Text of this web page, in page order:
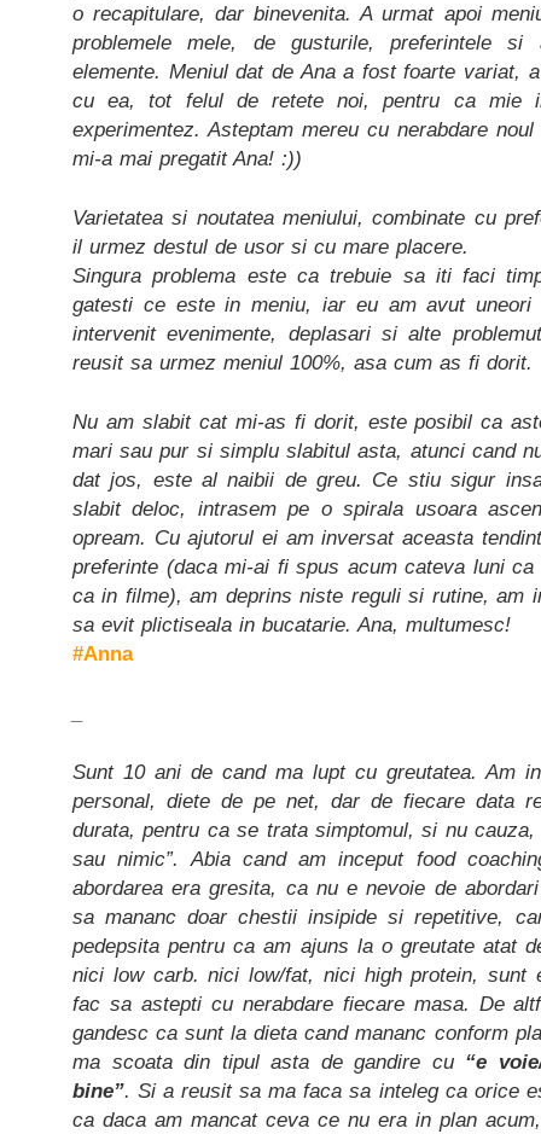
o recapitulare, dar binevenita. A urmat apoi
problemele mele, de gusturile, preferintele si
elemente. Meniul dat de Ana a fost foarte variat,
cu ea, tot felul de retete noi, pentru ca mie
experimentez. Asteptam mereu cu nerabdare
mi-a mai pregatit Ana! :))
Varietatea si noutatea meniului, combinate cu
il urmez destul de usor si cu mare placere.
Singura problema este ca trebuie sa iti faci
gatesti ce este in meniu, iar eu am avut
intervenit evenimente, deplasari si alte
reusit sa urmez meniul 100%, asa cum as fi dorit.
Nu am slabit cat mi-as fi dorit, este posibil ca
mari sau pur si simplu slabitul asta, atunci cand
dat jos, este al naibii de greu. Ce stiu sigur
slabit deloc, intrasem pe o spirala usoara
opream. Cu ajutorul ei am inversat aceasta
preferinte (daca mi-ai fi spus acum cateva luni
ca in filme), am deprins niste reguli si rutine, am
sa evit plictiseala in bucatarie. Ana, multumesc!
#Anna
Sunt 10 ani de cand ma lupt cu greutatea. Am
personal, diete de pe net, dar de fiecare data
durata, pentru ca se trata simptomul, si nu cauza,
sau nimic”. Abia cand am inceput food
abordarea era gresita, ca nu e nevoie de
sa mananc doar chestii insipide si repetitive,
pedepsita pentru ca am ajuns la o greutate atat
nici low carb. nici low/fat, nici high protein, sunt
fac sa astepti cu nerabdare fiecare masa. De
gandesc ca sunt la dieta cand mananc conform
ma scoata din tipul asta de gandire cu “e
bine”. Si a reusit sa ma faca sa inteleg ca orice
ca daca am mancat ceva ce nu era in plan